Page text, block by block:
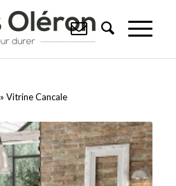
»Vitrine Cancale